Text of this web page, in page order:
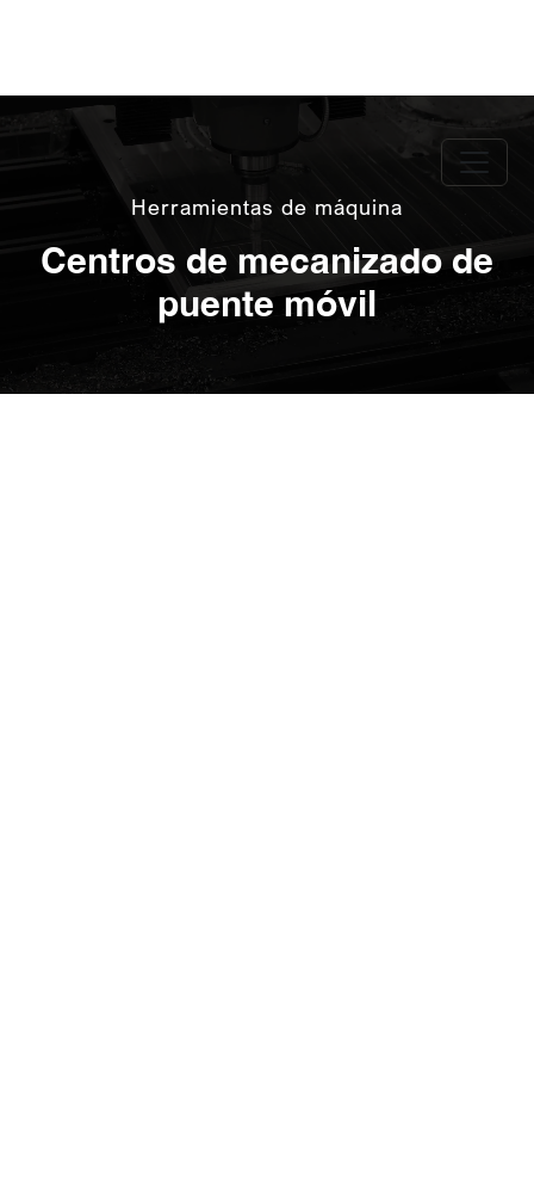
Herramientas de máquina
Centros de mecanizado de
puente móvil